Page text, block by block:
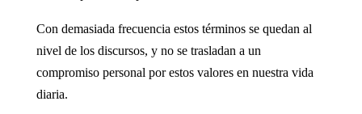
Con demasiada frecuencia estos términos se quedan al
nivel de los discursos, y no se trasladan a un
compromiso personal por estos valores en nuestra vida
diaria.